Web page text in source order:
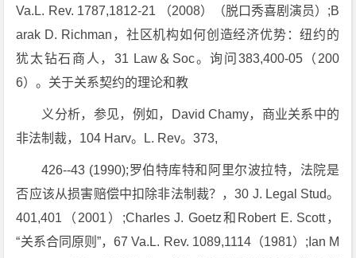
Va.L. Rev. 1787,1812-21 （2008）（脱口秀喜剧演员）;B
arak D. Richman，社区机构如何创造经济优势：纽约的
犹太钻石商人，31 Law＆Soc。询问383,400-05（200
6）。关于关系契约的理论和教
义分析，参见，例如，David Chamy，商业关系中的
非法制裁，104 Harv。L. Rev。373,
426--43 (1990);罗伯特库特和阿里尔波拉特，法院是
否应该从损害赔偿中扣除非法制裁？，30 J. Legal Stud。
401,401（2001）;Charles J. Goetz和Robert E. Scott，
“关系合同原则”，67 Va.L. Rev. 1089,1114（1981）;Ian M